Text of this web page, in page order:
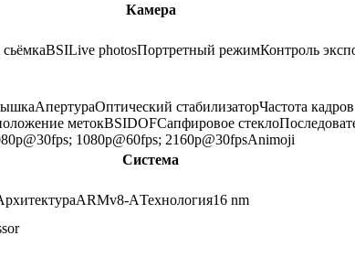
Камера
BSILive photosПортретный режимКонтроль
АпертураОптический стабилизаторЧастота
метокBSIDOFСапфировое стекло
1080p@60fps; 2160p@30fpsAnimoji
Система
ARMv8-AТехнология16 nm